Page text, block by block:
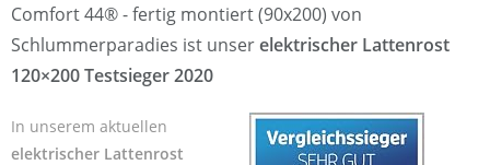
Comfort 44® - fertig montiert (90x200) von
Schlummerparadies ist unserelektrischer Lattenrost
120×200 Testsieger 2020
In unserem aktuellen
elektrischer Lattenrost